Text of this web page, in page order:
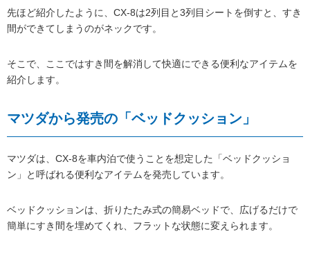
先ほど紹介したように、CX-8は2列目と3列目シートを倒すと、すき
間ができてしまうのがネックです。
そこで、ここではすき間を解消して快適にできる便利なアイテムを
紹介します。
マツダから発売の「ベッドクッション」
マツダは、CX-8を車内泊で使うことを想定した「ベッドクッショ
ン」と呼ばれる便利なアイテムを発売しています。
ベッドクッションは、折りたたみ式の簡易ベッドで、広げるだけで
簡単にすき間を埋めてくれ、フラットな状態に変えられます。